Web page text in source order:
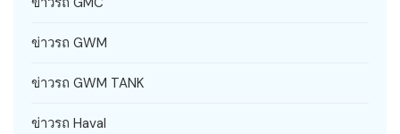
ข่าวรถ GWM
ข่าวรถ GWM TANK
ข่าวรถ Haval